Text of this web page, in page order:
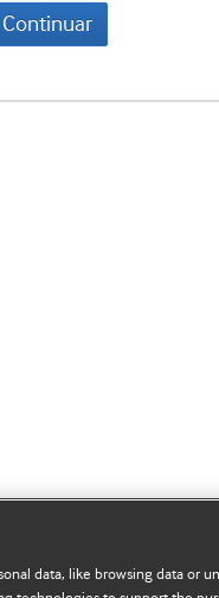
Continuar
data, like browsing data or